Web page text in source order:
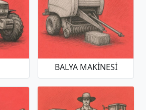
BALYA MAKINESI